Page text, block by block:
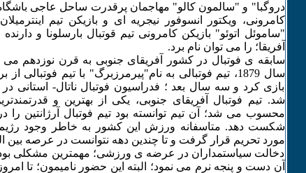
دروگبا" و "سالمون کالو" مهاجمان پرقدرت ساحل عاجی
کامرونی، ویکتور انسوفور نیجریه ای و بازیکن تیم
"ساموئل اتوئو" بازیکن کامرونی تیم قوتبال بارسلونا و
آفریقا؛ را می توان نام برد.
سابقه ی فوتبال در کشور آفریقای جنوبی به قرن نوزدهم می
سال 1879، تیم فوتبالی به نام"پیرمرزبرگ" با تیم فوتبالی
بازی کرد و سه سال بعد ؛ فدراسیون فوتبال ناتال- استانی
شد. تیم فوتبال آفریقای جنوبی، یکی از بهترین و
محسوب می شد؛ آن تیم توانسته بود تیم فوتبال آرژانتین را
مورد تحریم قرار گرفت و تا چندین دهه نتوانست در عرصه بین
دخالت سیاستمداران در عرضه ی ورزشی؛ مهمترین مشکلی
آن دست و پنجه نرم می نمود؛ البته این حضور نامیمون؛ تا